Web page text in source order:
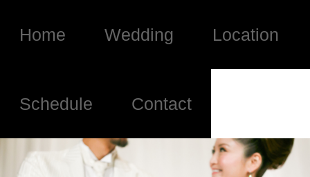
Home Wedding Location
Schedule Contact